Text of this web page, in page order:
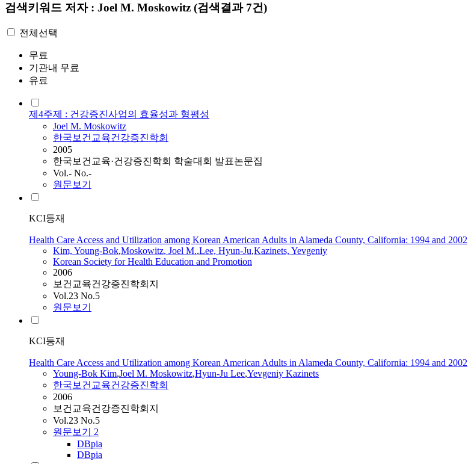
검색키워드 저자 : Joel M. Moskowitz (검색결과 7건)
전체선택
무료
기관내 무료
유료
제4주제 : 건강증진사업의 효율성과 형평성
Joel M. Moskowitz
한국보건교육건강증진학회
2005
한국보건교육·건강증진학회 학술대회 발표논문집
Vol.- No.-
원문보기
KCI등재
Health Care Access and Utilization among Korean American Adults in Alameda County, California: 1994 and 2002
Kim, Young-Bok,Moskowitz, Joel M.,Lee, Hyun-Ju,Kazinets, Yevgeniy
Korean Society for Health Education and Promotion
2006
보건교육건강증진학회지
Vol.23 No.5
원문보기
KCI등재
Health Care Access and Utilization among Korean American Adults in Alameda County, California: 1994 and 2002
Young-Bok Kim,Joel M. Moskowitz,Hyun-Ju Lee,Yevgeniy Kazinets
한국보건교육건강증진학회
2006
보건교육건강증진학회지
Vol.23 No.5
원문보기 2
DBpia
DBpia